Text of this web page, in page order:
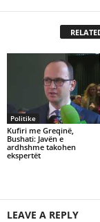
Politike
Kufiri me Greqinë,
Bushati: Javën e
ardhshme takohen
ekspertët
LEAVE A REPLY